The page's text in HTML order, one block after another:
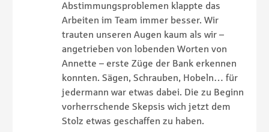
Abstimmungsproblemen klappte das
Arbeiten im Team immer besser. Wir
trauten unseren Augen kaum als wir –
angetrieben von lobenden Worten von
Annette – erste Züge der Bank erkennen
konnten. Sägen, Schrauben, Hobeln… für
jedermann war etwas dabei. Die zu Beginn
vorherrschende Skepsis wich jetzt dem
Stolz etwas geschaffen zu haben.